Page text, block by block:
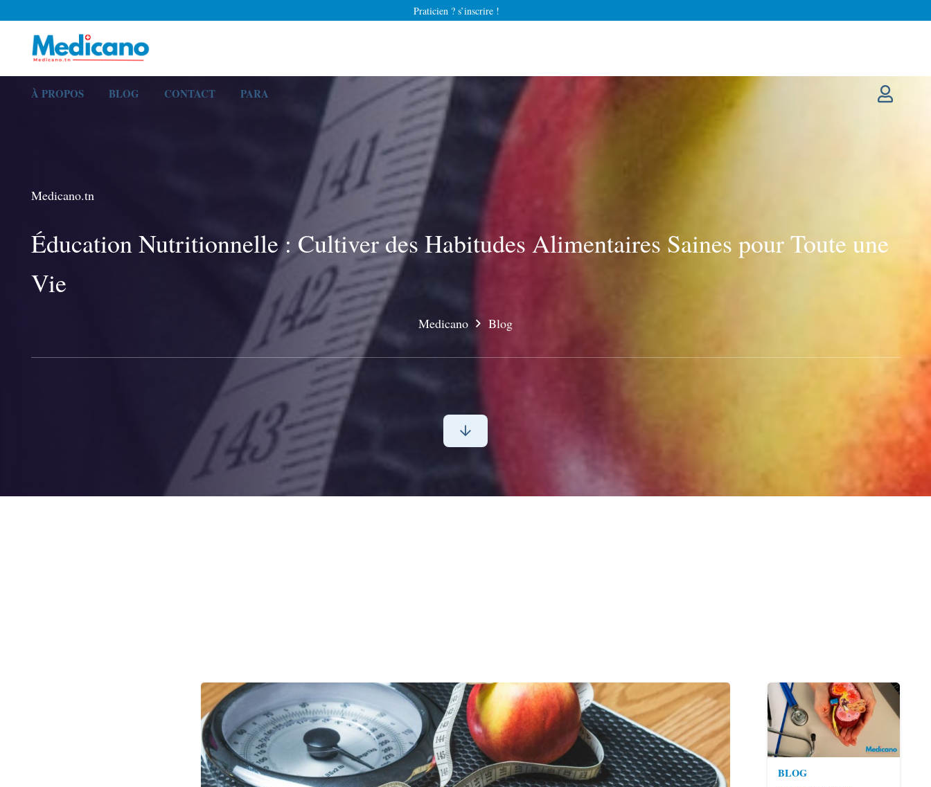
Praticien ? s’inscrire !
À PROPOS BLOG CONTACT PARA
Medicano.tn
Éducation Nutritionnelle : Cultiver des Habitudes Alimentaires Saines pour Toute une
Vie
Medicano Blog
BLOG